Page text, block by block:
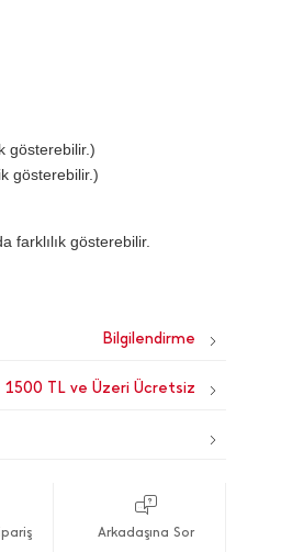
gösterebilir.)
gösterebilir.)
farklılık gösterebilir.
1500 TL ve Üzeri Ücretsiz
Arkadaşına Sor